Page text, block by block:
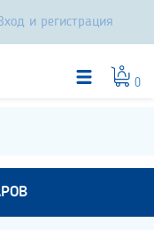
и регистрация
0